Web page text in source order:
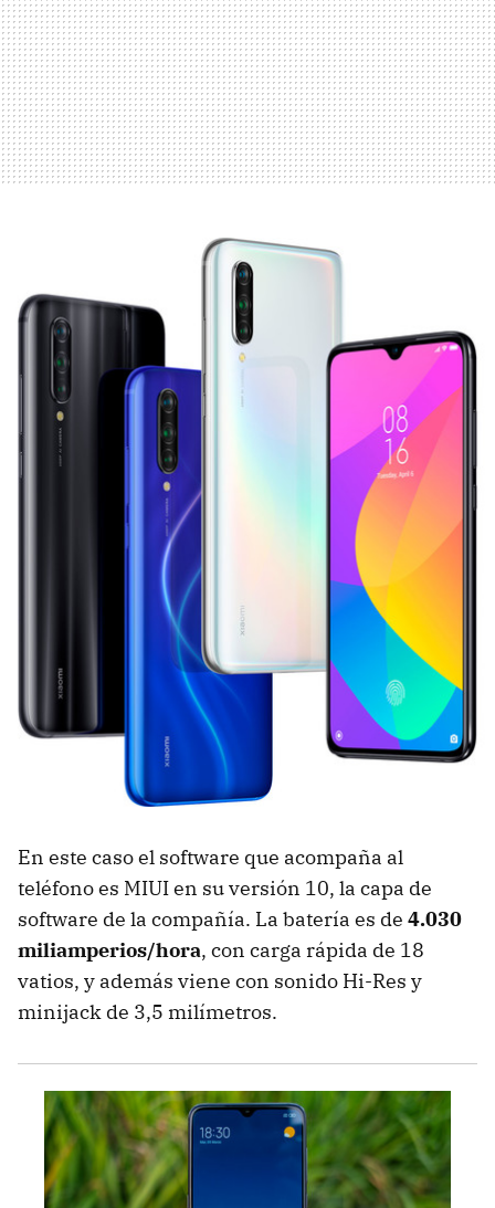
En este caso el software que acompaña al
teléfono es MIUI en su versión 10, la capa de
software de la compañía. La batería es de 4.030
miliamperios/hora, con carga rápida de 18
vatios, y además viene con sonido Hi-Res y
minijack de 3,5 milímetros.